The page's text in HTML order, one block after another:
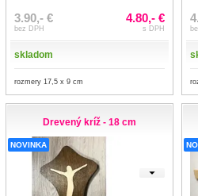
3.90,- €
bez DPH
4.80,- €
s DPH
skladom
rozmery 17,5 x 9 cm
Drevený kríž - 18 cm
NOVINKA